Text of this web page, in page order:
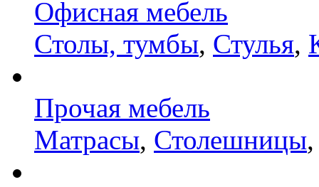
Офисная мебель
Столы, тумбы, Стулья,
Прочая мебель
Матрасы, Столешницы